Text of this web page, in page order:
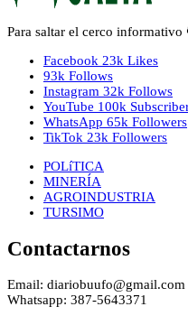
Para saltar el cerco informativo
Facebook 23k Likes
93k Follows
Instagram 32k Follows
YouTube 100k
WhatsApp 65k Followers
TikTok 23k Followers
POLíTICA
MINERÍA
AGROINDUSTRIA
TURSIMO
Contactarnos
Email: diariobuufo@gmail.com
Whatsapp: 387-5643371